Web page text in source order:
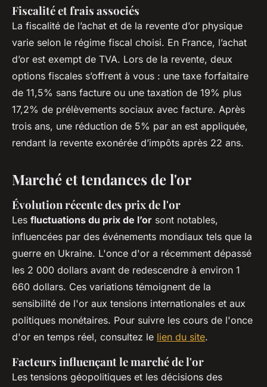
Fiscalité et frais associés
La fiscalité de l’achat et de la revente d’or physique
varie selon le régime fiscal choisi. En France, l’achat
d’or est exempt de TVA. Lors de la revente, deux
options fiscales s’offrent à vous : une taxe forfaitaire
de 11,5% sans facture ou une taxation de 19% plus
17,2% de prélèvements sociaux avec facture. Après
trois ans, une réduction de 5% par an est appliquée,
rendant la revente exonérée d’impôts après 22 ans.
Marché et tendances de l'or
Évolution récente des prix de l'or
Les fluctuations du prix de l’or sont notables,
influencées par des événements mondiaux tels que la
guerre en Ukraine. L'once d'or a récemment dépassé
les 2 000 dollars avant de redescendre à environ 1
660 dollars. Ces variations témoignent de la
sensibilité de l'or aux tensions internationales et aux
politiques monétaires. Pour suivre les cours de l'once
d'or en temps réel, consultez le lien du site.
Facteurs influençant le marché de l'or
Les tensions géopolitiques et les décisions des